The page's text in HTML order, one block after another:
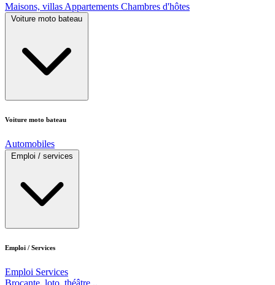
Maisons, villas Appartements Chambres d'hôtes
Voiture moto bateau
Voiture moto bateau
Automobiles
Emploi / services
Emploi / Services
Emploi Services
Brocante, loto, théâtre ..